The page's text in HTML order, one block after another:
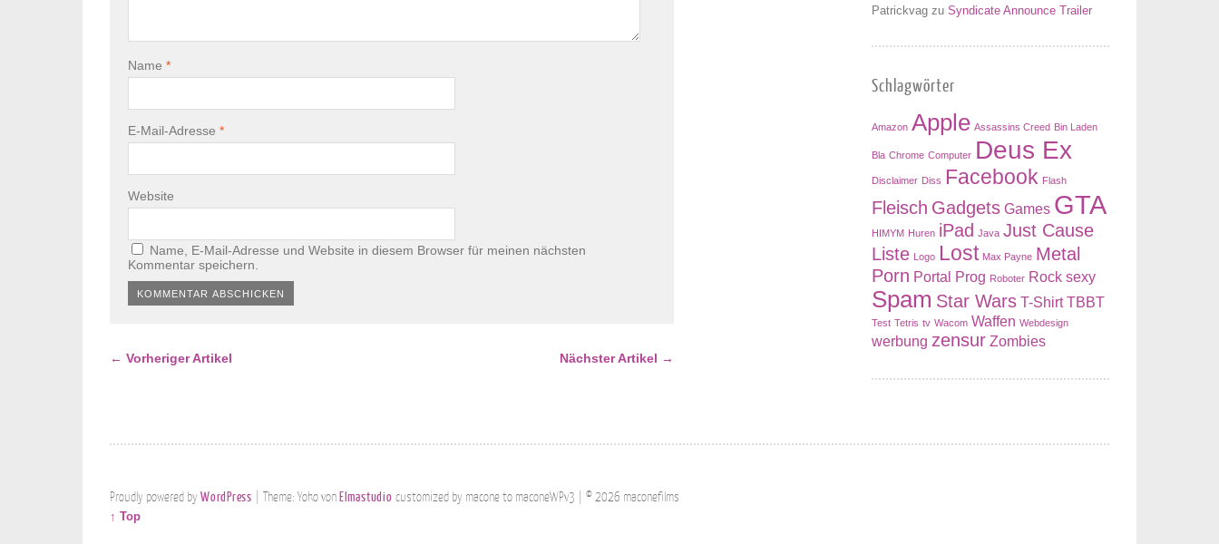
Name *
E-Mail-Adresse *
Website
Name, E-Mail-Adresse und Website in diesem Browser für meinen nächsten
Kommentar speichern.
← Vorheriger Artikel Nächster Artikel →
Patrickvag zu Syndicate Announce Trailer
Schlagwörter
Amazon Apple Assassins Creed Bin Laden
Bla Chrome Computer Deus Ex
Disclaimer Diss Facebook Flash
Fleisch Gadgets Games GTA
HIMYM Huren iPad Java Just Cause
Liste Logo Lost Max Payne Metal
Porn Portal Prog Roboter Rock sexy
Spam Star Wars T-Shirt TBBT
Test Tetris tv Wacom Waffen Webdesign
werbung zensur Zombies
Proudly powered by WordPress | Theme: Yoko vonElmastudio customized by macone to maconeWPv3 | ©2026 maconefilms
↑ Top